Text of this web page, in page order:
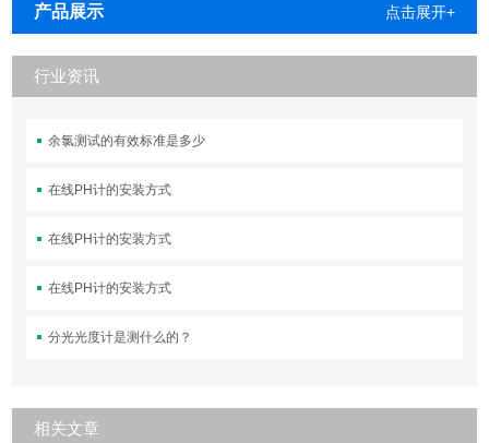
产品展示 点击展开+
行业资讯
余氯测试的有效标准是多少
在线PH计的安装方式
在线PH计的安装方式
在线PH计的安装方式
分光光度计是测什么的？
相关文章